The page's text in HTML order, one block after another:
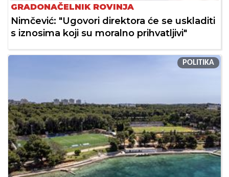
GRADONAČELNIK ROVINJA
Nimčević: "Ugovori direktora će se uskladiti
s iznosima koji su moralno prihvatljivi"
POLITIKA